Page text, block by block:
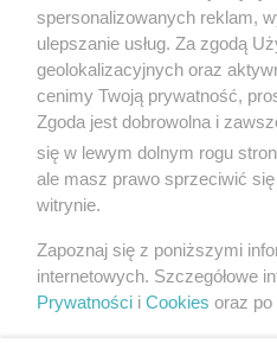
spersonalizowanych reklam,
ulepszanie usług. Za zgodą
geolokalizacyjnych oraz
cenimy Twoją prywatność,
Zgoda jest dobrowolna i
się w lewym dolnym rogu
ale masz prawo sprzeciwić
witrynie.
Zapoznaj się z poniższymi
internetowych. Szczegółowe
Prywatności i Cookies oraz po